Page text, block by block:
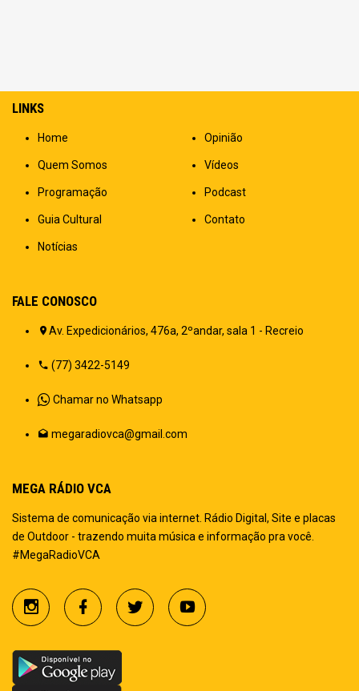
LINKS
Home
Quem Somos
Programação
Guia Cultural
Notícias
Opinião
Vídeos
Podcast
Contato
FALE CONOSCO
Av. Expedicionários, 476a, 2ºandar, sala 1 - Recreio
(77) 3422-5149
Chamar no Whatsapp
megaradiovca@gmail.com
MEGA RÁDIO VCA
Sistema de comunicação via internet. Rádio Digital, Site e placas
de Outdoor - trazendo muita música e informação pra você.
#MegaRadioVCA